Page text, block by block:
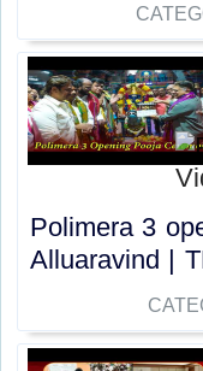
Polimera 3
Alluaravind |